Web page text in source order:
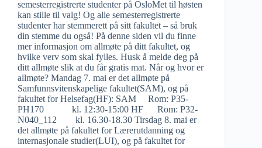
semesterregistrerte studenter på OsloMet til høsten
kan stille til valg! Og alle semesterregistrerte
studenter har stemmerett på sitt fakultet – så bruk
din stemme du også! På denne siden vil du finne
mer informasjon om allmøte på ditt fakultet, og
hvilke verv som skal fylles. Husk å melde deg på
ditt allmøte slik at du får gratis mat. Når og hvor er
allmøte? Mandag 7. mai er det allmøte på
Samfunnsvitenskapelige fakultet(SAM), og på
fakultet for Helsefag(HF): SAM Rom: P35-
PH170 kl. 12:30-15:00 HF Rom: P32-
N040_112 kl. 16.30-18.30 Tirsdag 8. mai er
det allmøte på fakultet for Lærerutdanning og
internasjonale studier(LUI), og på fakultet for